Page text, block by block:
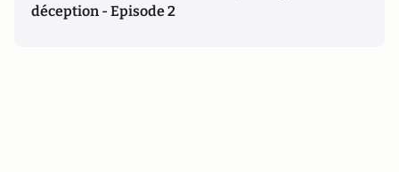
déception - Episode 2